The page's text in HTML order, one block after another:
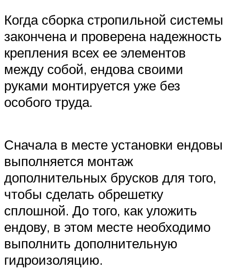
Когда сборка стропильной системы
закончена и проверена надежность
крепления всех ее элементов
между собой, ендова своими
руками монтируется уже без
особого труда.
Сначала в месте установки ендовы
выполняется монтаж
дополнительных брусков для того,
чтобы сделать обрешетку
сплошной. До того, как уложить
ендову, в этом месте необходимо
выполнить дополнительную
гидроизоляцию.